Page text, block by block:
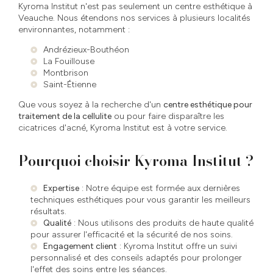
Kyroma Institut n'est pas seulement un centre esthétique à
Veauche. Nous étendons nos services à plusieurs localités
environnantes, notamment :
Andrézieux-Bouthéon
La Fouillouse
Montbrison
Saint-Étienne
Que vous soyez à la recherche d'un centre esthétique pour
traitement de la cellulite ou pour faire disparaître les
cicatrices d'acné, Kyroma Institut est à votre service.
Pourquoi choisir Kyroma Institut ?
Expertise : Notre équipe est formée aux dernières
techniques esthétiques pour vous garantir les meilleurs
résultats.
Qualité : Nous utilisons des produits de haute qualité
pour assurer l'efficacité et la sécurité de nos soins.
Engagement client : Kyroma Institut offre un suivi
personnalisé et des conseils adaptés pour prolonger
l'effet des soins entre les séances.